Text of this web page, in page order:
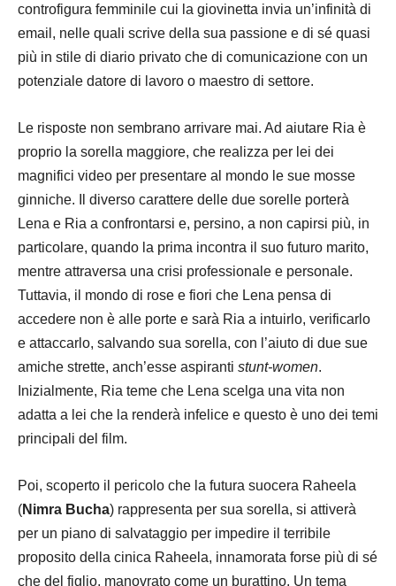
controfigura femminile cui la giovinetta invia un’infinità di
email, nelle quali scrive della sua passione e di sé quasi
più in stile di diario privato che di comunicazione con un
potenziale datore di lavoro o maestro di settore.
Le risposte non sembrano arrivare mai. Ad aiutare Ria è
proprio la sorella maggiore, che realizza per lei dei
magnifici video per presentare al mondo le sue mosse
ginniche. Il diverso carattere delle due sorelle porterà
Lena e Ria a confrontarsi e, persino, a non capirsi più, in
particolare, quando la prima incontra il suo futuro marito,
mentre attraversa una crisi professionale e personale.
Tuttavia, il mondo di rose e fiori che Lena pensa di
accedere non è alle porte e sarà Ria a intuirlo, verificarlo
e attaccarlo, salvando sua sorella, con l’aiuto di due sue
amiche strette, anch’esse aspiranti stunt-women.
Inizialmente, Ria teme che Lena scelga una vita non
adatta a lei che la renderà infelice e questo è uno dei temi
principali del film.
Poi, scoperto il pericolo che la futura suocera Raheela
(Nimra Bucha) rappresenta per sua sorella, si attiverà
per un piano di salvataggio per impedire il terribile
proposito della cinica Raheela, innamorata forse più di sé
che del figlio, manovrato come un burattino. Un tema